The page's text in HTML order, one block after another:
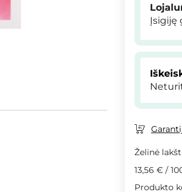
Įsigiję
Želinė
13,56 € /
Produkto